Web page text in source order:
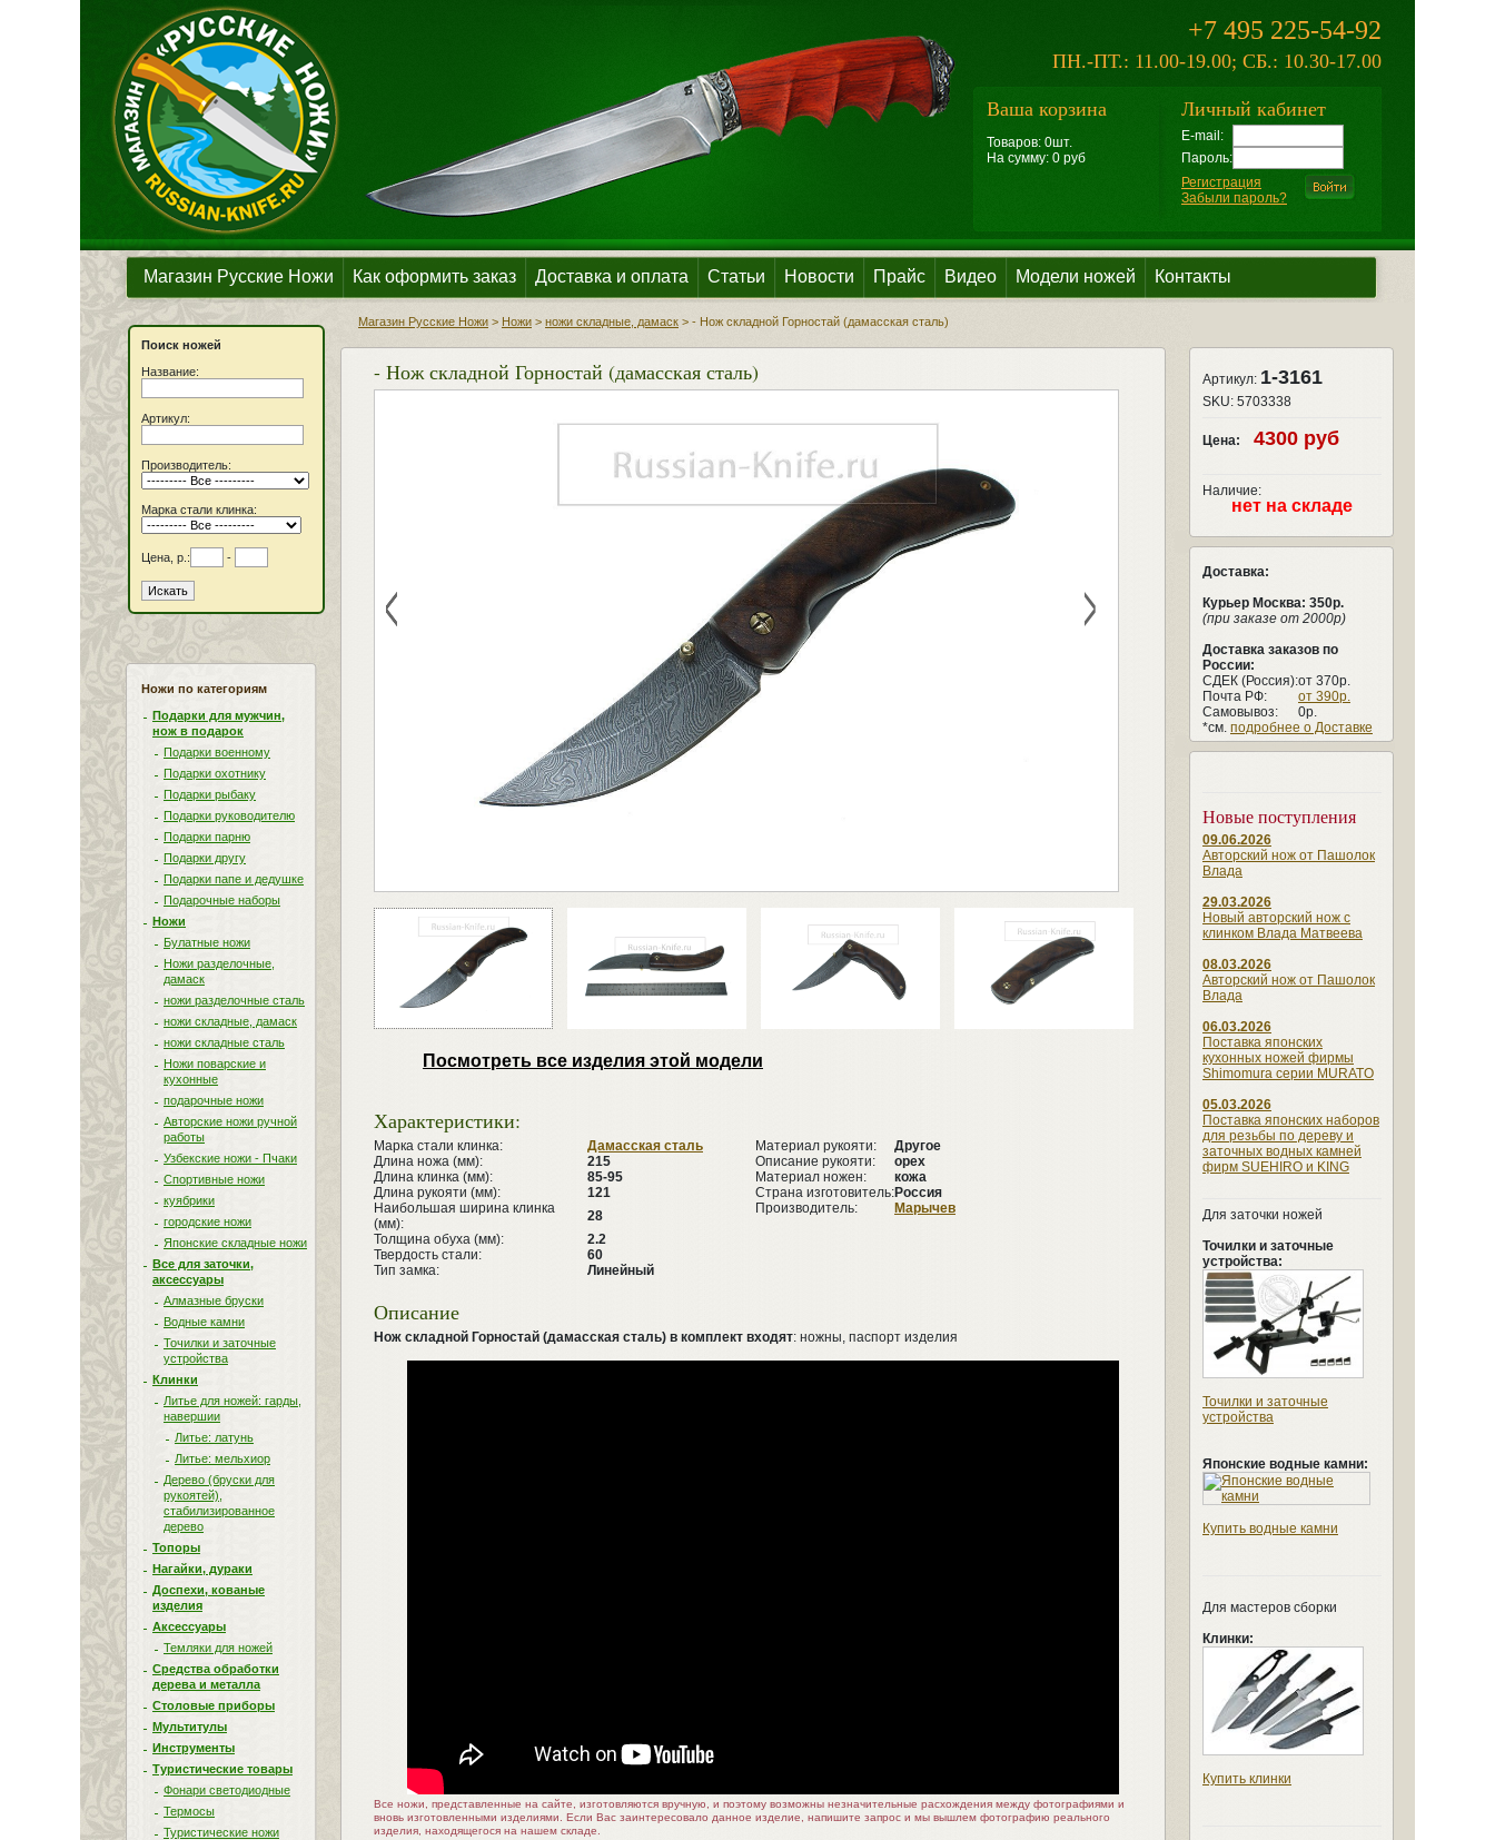
+7 495 225-54-92
ПН.-ПТ.: 11.00-19.00; СБ.: 10.30-17.00
Ваша корзина
Товаров: 0шт.
На сумму: 0 руб
Личный кабинет
E-mail:
Пароль:
Регистрация
Забыли пароль?
Магазин Русские Ножи Как оформить заказ Доставка и оплата Статьи Новости Прайс Видео Модели ножей Контакты
Поиск ножей
Название:
Артикул:
Производитель:
Марка стали клинка:
Цена, р.: -
Ножи по категориям
Подарки для мужчин,
нож в подарок
Подарки военному
Подарки охотнику
Подарки рыбаку
Подарки руководителю
Подарки парню
Подарки другу
Подарки папе и дедушке
Подарочные наборы
Ножи
Булатные ножи
Ножи разделочные,
дамаск
ножи разделочные сталь
ножи складные, дамаск
ножи складные сталь
Ножи поварские и
кухонные
подарочные ножи
Авторские ножи ручной
работы
Узбекские ножи - Пчаки
Спортивные ножи
куябрики
городские ножи
Японские складные ножи
Все для заточки,
аксессуары
Алмазные бруски
Водные камни
Точилки и заточные
устройства
Клинки
Литье для ножей: гарды,
навершии
Литье: латунь
Литье: мельхиор
Дерево (бруски для
рукоятей),
стабилизированное
дерево
Топоры
Нагайки, дураки
Доспехи, кованые
изделия
Аксессуары
Темляки для ножей
Средства обработки
дерева и металла
Столовые приборы
Мультитулы
Инструменты
Туристические товары
Фонари светодиодные
Термосы
Туристические ножи
Магазин Русские Ножи > Ножи > ножи складные, дамаск > - Нож складной Горностай (дамасская сталь)
- Нож складной Горностай (дамасская сталь)
< >
Посмотреть все изделия этой модели
Характеристики:
Марка стали клинка:
Дамасская сталь
Длина ножа (мм):
215
Длина клинка (мм):
85-95
Длина рукояти (мм):
121
Наибольшая ширина клинка
(мм):
28
Толщина обуха (мм):
2.2
Твердость стали:
60
Тип замка:
Линейный
Материал рукояти:
Другое
Описание рукояти:
орех
Материал ножен:
кожа
Страна изготовитель:Россия
Производитель:
Марычев
Описание
Нож складной Горностай (дамасская сталь) в комплект входят: ножны, паспорт изделия
Все ножи, представленные на сайте, изготовляются вручную, и поэтому возможны незначительные расхождения между фотографиями и
вновь изготовленными изделиями. Если Вас заинтересовало данное изделие, напишите запрос и мы вышлем фотографию реального
изделия, находящегося на нашем складе.
Артикул: 1-3161
SKU: 5703338
Цена: 4300 руб
Наличие:
нет на складе
Доставка:
Курьер Москва: 350р.
(при заказе от 2000р)
Доставка заказов по
России:
СДЕК (Россия):от 370р.
Почта РФ:
от 390р.
Самовывоз:
0р.
*см. подробнее о Доставке
Новые поступления
09.06.2026
Авторский нож от Пашолок
Влада
29.03.2026
Новый авторский нож с
клинком Влада Матвеева
08.03.2026
Авторский нож от Пашолок
Влада
06.03.2026
Поставка японских
кухонных ножей фирмы
Shimomura серии MURATO
05.03.2026
Поставка японских наборов
для резьбы по дереву и
заточных водных камней
фирм SUEHIRO и KING
Для заточки ножей
Точилки и заточные
устройства:
Точилки и заточные
устройства
Японские водные камни:
Купить водные камни
Для мастеров сборки
Клинки:
Купить клинки